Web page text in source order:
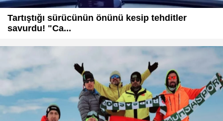
Tartıştığı sürücünün önünü kesip tehditler
savurdu! "Ca...